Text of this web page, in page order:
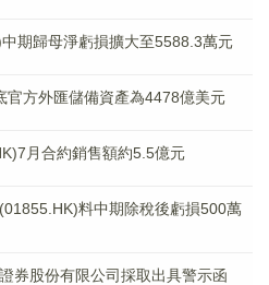
期歸母淨虧損擴大至5588.3萬元
官方外匯儲備資產為4478億美元
月合約銷售額約5.5億元
料中期除稅後虧損500萬
券股份有限公司採取出具警示函